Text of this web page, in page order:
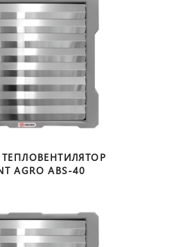
AGRO ABS-40